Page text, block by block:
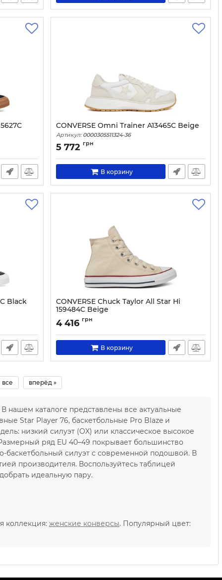
CONVERSE Omni Trainer A13465C Beige
Артикул: 0000305511324-36
5 772 грн
В корзину
Black
CONVERSE Chuck Taylor All Star Hi
159484C Beige
Артикул: 0000201410325-36
4 416 грн
В корзину
все вперёд »
нашем каталоге представлены все актуальные
Star Player 76, баскетбольные Pro Blaze и
низкий силуэт (OX) или классическое высокое
ряд EU 40–49 покрывает большинство
баскетбольный силуэт с современной подошвой. В
производителя. Воспользуйтесь таблицей
идеальную пару.
коллекция: женские конверсы. Популярный цвет: